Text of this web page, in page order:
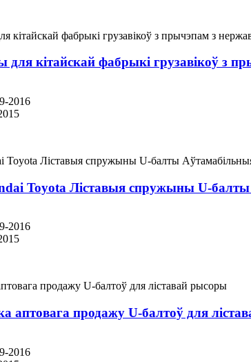
для кітайскай фабрыкі грузавікоў з
2016
Toyota Ліставыя спружыны U-балты
2016
аптовага продажу U-балтоў для
2016